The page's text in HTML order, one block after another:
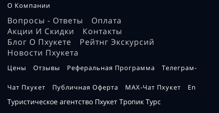
О Компании
Вопросы - Ответы
Оплата
Акции И Скидки
Контакты
Блог О Пхукете
Рейтнг Экскурсий
Новости Пхукета
Цены Отзывы Реферальная Программа Телеграм-
Чат Пхукет Публичная Оферта MAX-Чат Пхукет En
Туристическое агентство Пхукет Тропик Турс